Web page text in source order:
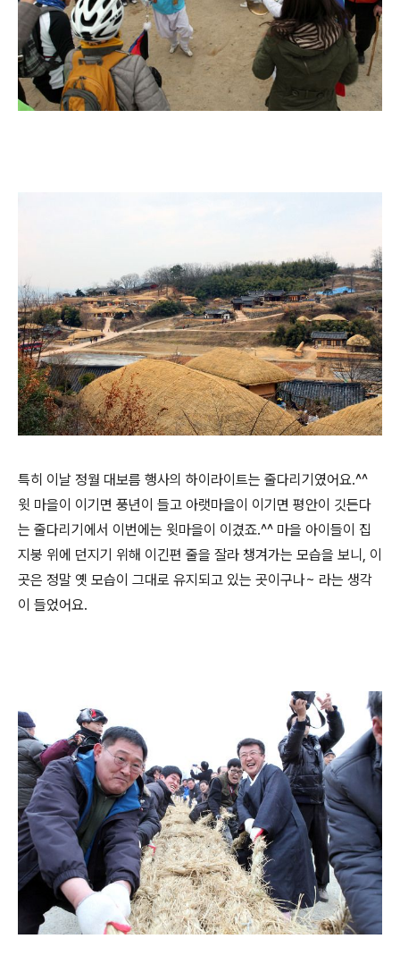
특히 이날 정월 대보름 행사의 하이라이트는 줄다리기였어요.^^
윗 마을이 이기면 풍년이 들고 아랫마을이 이기면 평안이 깃든다
는 줄다리기에서 이번에는 윗마을이 이겼죠.^^ 마을 아이들이 집
지붕 위에 던지기 위해 이긴편 줄을 잘라 챙겨가는 모습을 보니, 이
곳은 정말 옛 모습이 그대로 유지되고 있는 곳이구나~ 라는 생각
이 들었어요.